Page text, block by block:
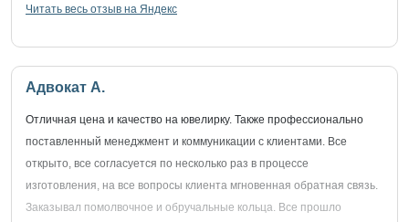
Читать весь отзыв на Яндекс
Адвокат А.
Отличная цена и качество на ювелирку. Также профессионально
поставленный менеджмент и коммуникации с клиентами. Все
открыто, все согласуется по несколько раз в процессе
изготовления, на все вопросы клиента мгновенная обратная связь.
Заказывал помолвочное и обручальные кольца. Все прошло